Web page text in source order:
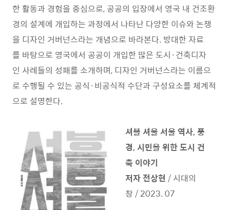
한 활동과 경험을 중심으로, 공공의 입장에서 영국 내 건조환
경의 설계에 개입하는 과정에서 나타난 다양한 이슈와 논쟁
을 디자인 거버넌스라는 개념으로 바라본다. 방대한 자료
를 바탕으로 영국에서 공공이 개입한 많은 도시·건축디자
인 사례들의 성패를 소개하며, 디자인 거버넌스라는 이름으
로 수행될 수 있는 공식·비공식적 수단과 구성요소를 체계적
으로 설명한다.
셔블 셔울 서울 역사, 풍
경, 시민을 위한 도시 건
축 이야기
저자 전상현 / 시대의
창 / 2023. 07